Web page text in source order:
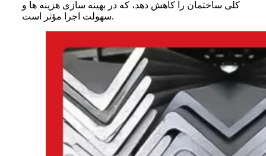
کلی ساختمان را کاهش دهد، که در بهینه سازی هزینه ها و
سهولت اجرا مؤثر است.